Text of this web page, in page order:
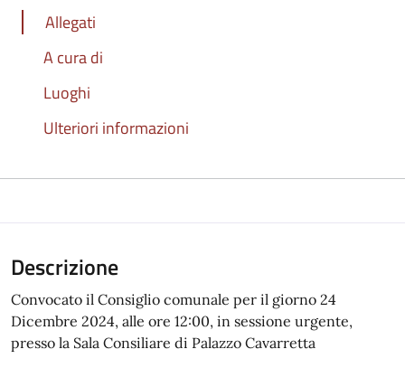
Allegati
A cura di
Luoghi
Ulteriori informazioni
Descrizione
Convocato il Consiglio comunale per il giorno 24
Dicembre 2024, alle ore 12:00, in sessione urgente,
presso la Sala Consiliare di Palazzo Cavarretta